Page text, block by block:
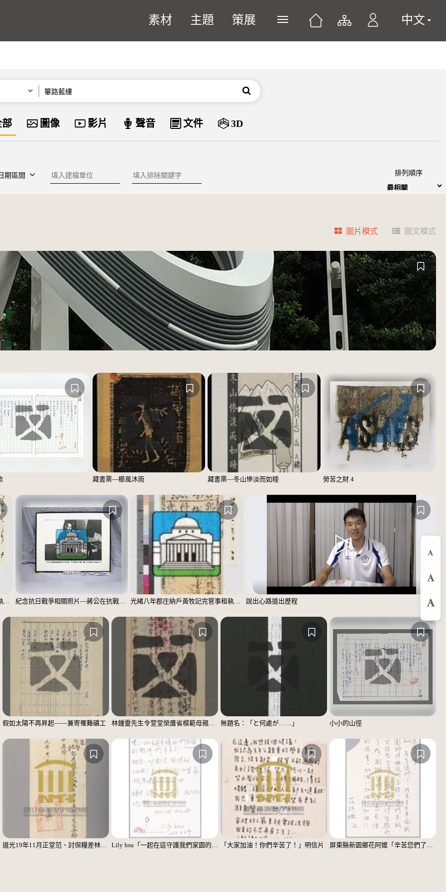
素材 主題 策展 展開或關閉主選單 中文
搜尋
資料類型
部 圖像 影片 聲音 文件 3D
期區間 建檔單位 排除關鍵字 排列順序
圖片模式 圖文模式
藏書票—櫛風沐雨 藏書票—冬山慘淡而如睡 勞苦之財 4
光緒八年郡庄納戶黃牧記完管事租執照(辛勞米玖斗伍升肆合正) 紀念抗日戰爭相關照片—蔣公在抗戰艱辛中手著「中國之命運」顯示前途光明遠大（翻拍） 光緒八年郡庄納戶黃牧記完管事租執照(辛勞米壹石參斗壹升肆合) 說出心路道出歷程
假如太陽不再昇起——兼寄罹難礦工 林鍾靈先生令萱堂榮膺省模範母親（七律） 無題名：「と何處が……」 小小的山徑
道光19年11月正堂范、討保糧差林玉帶辛勞銀完單 Lily hsu「一起在這守護我們家園的夥伴辛苦了」明信片 「大家加油！你們辛苦了！」明信片 屏東縣新園鄉花阿嬤「辛苦您們了！」信紙
放